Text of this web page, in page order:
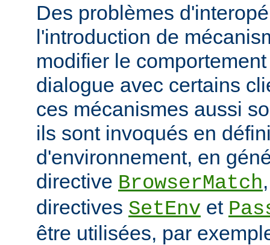
Des problèmes
l'introduction de
modifier le
dialogue avec certains
ces mécanismes aussi
ils sont invoqués en
d'environnement, en
directive BrowserMatch
directives SetEnv et
être utilisées, par